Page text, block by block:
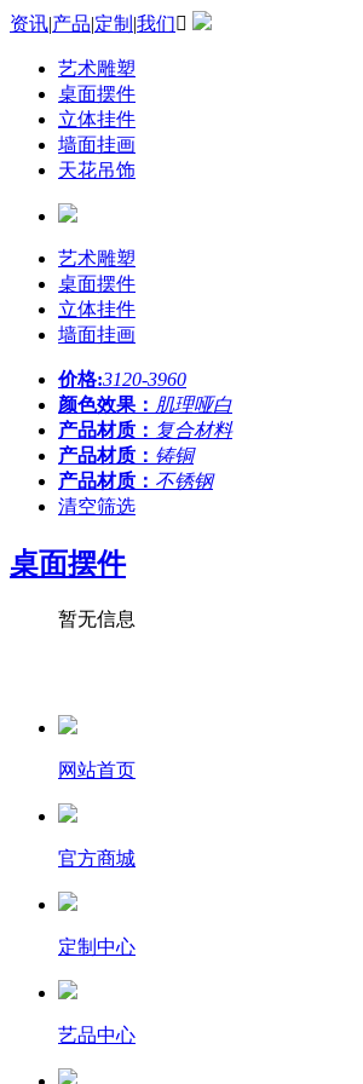
资讯|产品|定制 |我们
艺术雕塑
桌面摆件
立体挂件
墙面挂画
天花吊饰
艺术雕塑
桌面摆件
立体挂件
墙面挂画
价格:3120-3960
颜色效果： 肌理哑白
产品材质： 复合材料
产品材质： 铸铜
产品材质： 不锈钢
清空筛选
桌面摆件
暂无信息
网站首页
官方商城
定制中心
艺品中心